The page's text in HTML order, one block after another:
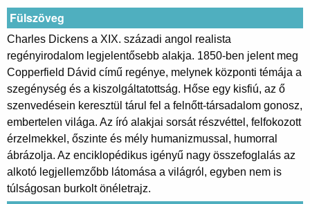
Fülszöveg
Charles Dickens a XIX. századi angol realista
regényirodalom legjelentősebb alakja. 1850-ben jelent meg
Copperfield Dávid című regénye, melynek központi témája a
szegénység és a kiszolgáltatottság. Hőse egy kisfiú, az ő
szenvedésein keresztül tárul fel a felnőtt-társadalom gonosz,
embertelen világa. Az író alakjai sorsát részvéttel, felfokozott
érzelmekkel, őszinte és mély humanizmussal, humorral
ábrázolja. Az enciklopédikus igényű nagy összefoglalás az
alkotó legjellemzőbb látomása a világról, egyben nem is
túlságosan burkolt önéletrajz.